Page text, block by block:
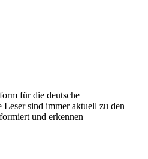
für die deutsche
sind immer aktuell zu den
und erkennen